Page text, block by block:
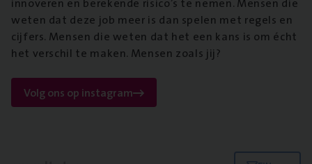
weten dat deze job meer is dan spelen met regels en
cijfers. Mensen die weten dat het een kans is om écht
het verschil te maken. Mensen zoals jij?
Volg ons op instagram